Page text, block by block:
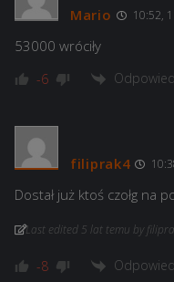
Mario 10:52,
53000 wróciły
-6
filiprak4
Dostał już ktoś czołg na
Last edited 5 lat temu by
-8